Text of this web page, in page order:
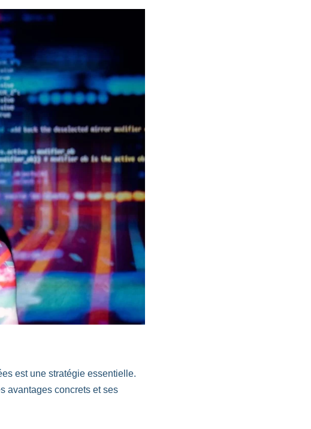
est une stratégie essentielle.
avantages concrets et ses